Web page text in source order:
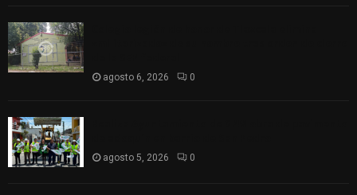
agosto 6, 2026 0
agosto 5, 2026 0